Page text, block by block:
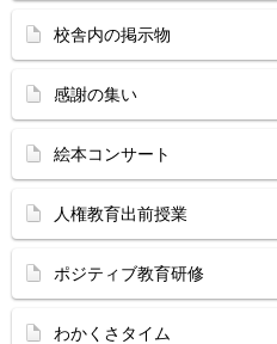
校舎内の掲示物
感謝の集い
絵本コンサート
人権教育出前授業
ポジティブ教育研修
わかくさタイム